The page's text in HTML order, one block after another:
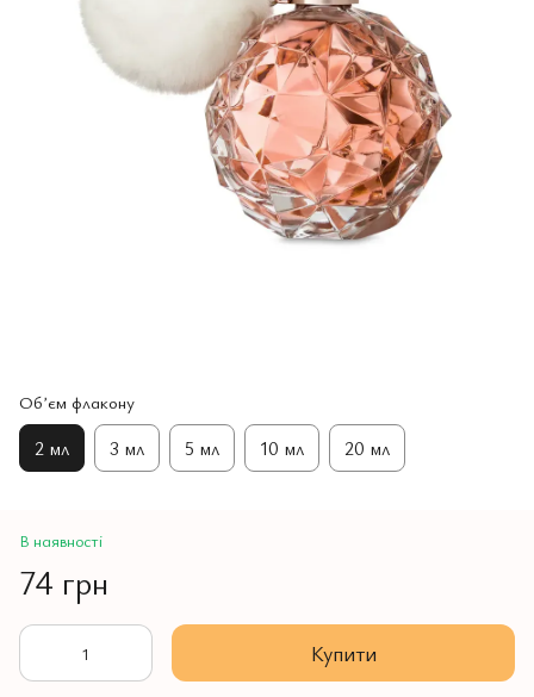
Обʼєм флакону
2 мл 3 мл 5 мл 10 мл 20 мл
В наявності
74 грн
Купити